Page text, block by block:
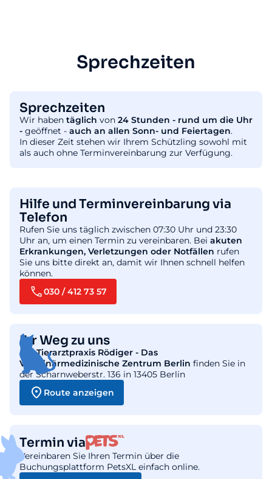
Sprechzeiten
Sprechzeiten
Wir haben täglich von 24 Stunden - rund um die Uhr
- geöffnet - auch an allen Sonn- und Feiertagen.
In dieser Zeit stehen wir Ihrem Schützling sowohl mit
als auch ohne Terminvereinbarung zur Verfügung.
Hilfe und Terminvereinbarung via
Telefon
Rufen Sie uns täglich zwischen 07:30 Uhr und 23:30
Uhr an, um einen Termin zu vereinbaren. Bei akuten
Erkrankungen, Verletzungen oder Notfällen rufen
Sie uns bitte direkt an, damit wir Ihnen schnell helfen
können.
030 / 412 73 57
Ihr Weg zu uns
DieTierarztpraxis Rödiger - Das
Veterinärmedizinische Zentrum Berlin finden Sie in
der Scharnweberstr. 136 in 13405 Berlin
Route anzeigen
Termin via
Vereinbaren Sie Ihren Termin über die
Buchungsplattform PetsXL einfach online.